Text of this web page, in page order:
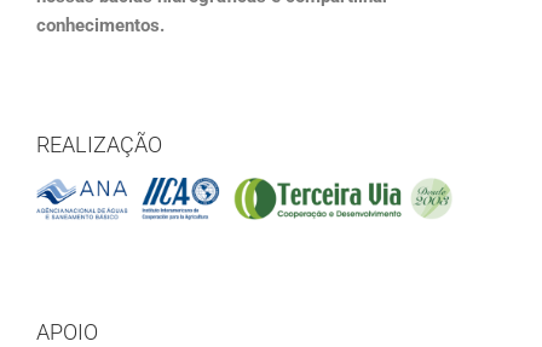
conhecimentos.
REALIZAÇÃO
APOIO